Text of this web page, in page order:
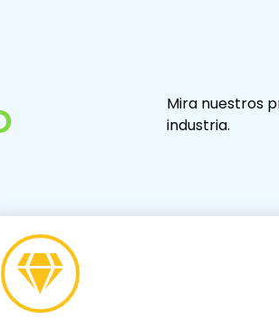
Mira nuestros
industria.